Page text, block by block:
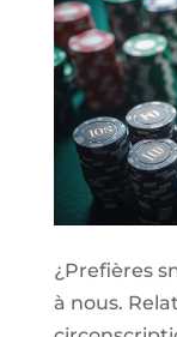
¿Prefières
à nous.